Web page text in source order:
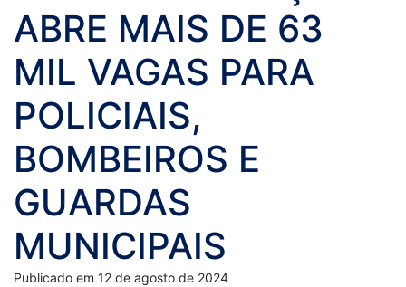
ABRE MAIS DE 63
MIL VAGAS PARA
POLICIAIS,
BOMBEIROS E
GUARDAS
MUNICIPAIS
Publicado em 12 de agosto de 2024